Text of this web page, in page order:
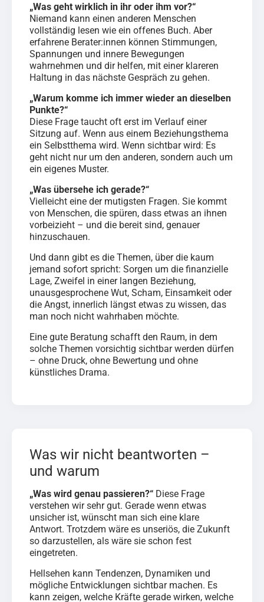
„Was geht wirklich in ihr oder ihm vor?“
Niemand kann einen anderen Menschen
vollständig lesen wie ein offenes Buch. Aber
erfahrene Berater:innen können Stimmungen,
Spannungen und innere Bewegungen
wahrnehmen und dir helfen, mit einer klareren
Haltung in das nächste Gespräch zu gehen.
„Warum komme ich immer wieder an dieselben
Punkte?“
Diese Frage taucht oft erst im Verlauf einer
Sitzung auf. Wenn aus einem Beziehungsthema
ein Selbstthema wird. Wenn sichtbar wird: Es
geht nicht nur um den anderen, sondern auch um
ein eigenes Muster.
„Was übersehe ich gerade?“
Vielleicht eine der mutigsten Fragen. Sie kommt
von Menschen, die spüren, dass etwas an ihnen
vorbeizieht – und die bereit sind, genauer
hinzuschauen.
Und dann gibt es die Themen, über die kaum
jemand sofort spricht: Sorgen um die finanzielle
Lage, Zweifel in einer langen Beziehung,
unausgesprochene Wut, Scham, Einsamkeit oder
die Angst, innerlich längst etwas zu wissen, das
man noch nicht wahrhaben möchte.
Eine gute Beratung schafft den Raum, in dem
solche Themen vorsichtig sichtbar werden dürfen
– ohne Druck, ohne Bewertung und ohne
künstliches Drama.
Was wir nicht beantworten –
und warum
„Was wird genau passieren?“ Diese Frage
verstehen wir sehr gut. Gerade wenn etwas
unsicher ist, wünscht man sich eine klare
Antwort. Trotzdem wäre es unseriös, die Zukunft
so darzustellen, als wäre sie schon fest
eingetreten.
Hellsehen kann Tendenzen, Dynamiken und
mögliche Entwicklungen sichtbar machen. Es
kann zeigen, welche Kräfte gerade wirken, welche